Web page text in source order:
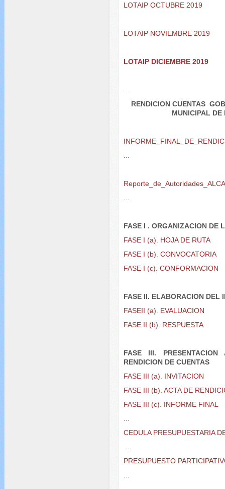
LOTAIP OCTUBRE 2019
LOTAIP NOVIEMBRE 2019
LOTAIP DICIEMBRE 2019
RENDICION CUENTAS
MUNICIPAL
FASE I . ORGANIZACION DE
FASE I (a). HOJA DE RUTA
FASE I (b). CONVOCATORIA
FASE I (c). CONFORMACION
FASE II. ELABORACION DEL
FASEII (a). EVALUACION
FASE II (b). RESPUESTA
FASE III.
RENDICION DE CUENTAS
FASE III (a). INVITACION
FASE III (b). ACTA DE
FASE III (c). INFORME FINAL
CEDULA PRESUPUESTARIA
PRESUPUESTO